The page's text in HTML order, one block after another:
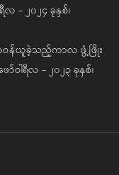
လ - ၂၀၂၄ ခုနှစ်၊
ာဝန်ယူခဲ့သည့်ကာလ ဖွံ့ဖြိုး
ဝါရီလ - ၂၀၂၃ ခုနှစ်၊